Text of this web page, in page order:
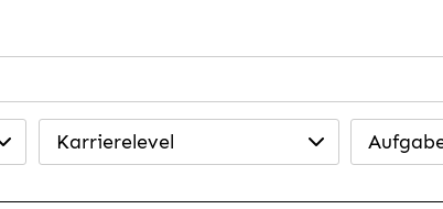
Karrierelevel